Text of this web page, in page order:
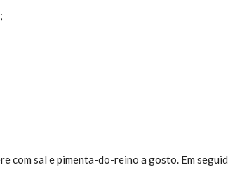
com sal e pimenta-do-reino a gosto. Em